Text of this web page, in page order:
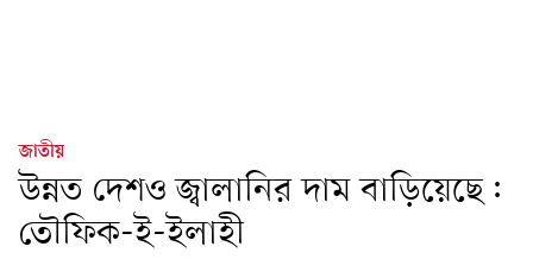
জাতীয়
উন্নত দেশও জ্বালানির দাম বাড়িয়েছে:
তৌফিক-ই-ইলাহী